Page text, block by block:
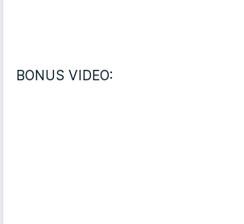
BONUS VIDEO: